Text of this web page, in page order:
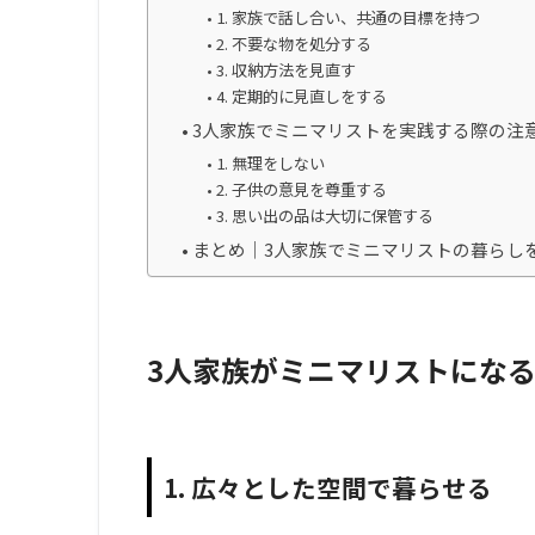
1. 家族で話し合い、共通の目標を持つ
2. 不要な物を処分する
3. 収納方法を見直す
4. 定期的に見直しをする
3人家族でミニマリストを実践する際の注
1. 無理をしない
2. 子供の意見を尊重する
3. 思い出の品は大切に保管する
まとめ｜3人家族でミニマリストの暮らし
3人家族がミニマリストにな
1. 広々とした空間で暮らせる